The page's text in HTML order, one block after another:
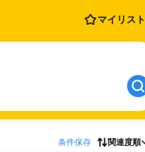
マイリスト
条件保存 関連度順